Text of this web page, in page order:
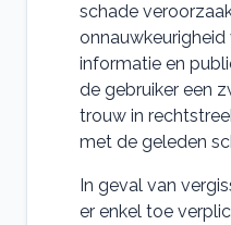
schade
informatie en
de gebruiker een
trouw in
met de geleden
In geval van
er enkel toe